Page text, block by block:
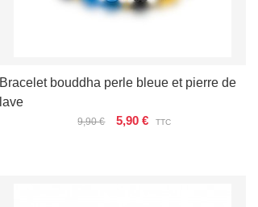
Bracelet bouddha perle bleue et pierre de
lave
9,90 € 5,90 € TTC